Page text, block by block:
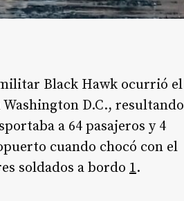
Black Hawk ocurrió el
D.C., resultando
a 64 pasajeros y 4
cuando chocó con el
soldados a bordo 1.